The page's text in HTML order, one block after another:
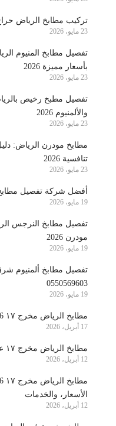
تركيب مطابخ الرياض حراج
23 مايو، 2026
تفصيل مطابخ المنيوم
بأسعار مميزة 2026
23 مايو، 2026
تفصيل مطبخ رخيص
والألمنيوم 2026
23 مايو، 2026
مطابخ مودرن الرياض: دليل
تنافسية 2026
23 مايو، 2026
أفضل شركة تفصيل
19 مايو، 2026
تفصيل مطابخ النرجس
مودرن 2026
19 مايو، 2026
تفصيل مطابخ ألمنيوم
0550569603
19 مايو، 2026
مطابخ الرياض مخرج ١٧ 0537148326
17 أبريل، 2026
مطابخ الرياض مخرج ١٧ عروض مميزة
12 أبريل، 2026
الأسعار، والخدمات
12 أبريل، 2026